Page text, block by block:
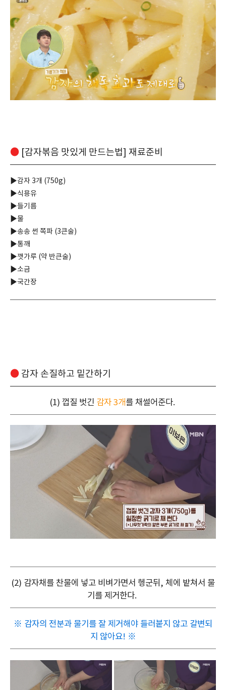
● [감자볶음 맛있게 만드는법] 재료준비
▶감자 3개 (750g)
▶식용유
▶들기름
▶물
▶송송 썬 쪽파 (3큰술)
▶통깨
▶깻가루 (약 반큰술)
▶소금
▶국간장
● 감자 손질하고 밑간하기
(1) 껍질 벗긴 감자 3개를 채썰어준다.
(2) 감자채를 찬물에 넣고 비벼가면서 헹군뒤, 체에 밭쳐서 물
기를 제거한다.
※ 감자의 전분과 물기를 잘 제거해야 들러붙지 않고 갈변되
지 않아요! ※